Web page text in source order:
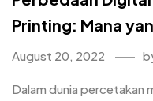
Printing: Mana
August 20, 2022
Dalam dunia percetakan